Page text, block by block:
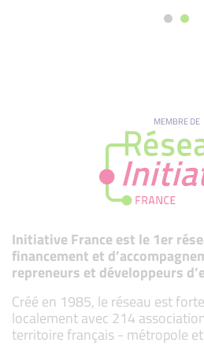
MEMBRE DE
Initiative France est le 1er
financement et
repreneurs et développeurs
Créé en 1985, le réseau est
localement avec 214
territoire français - métropole